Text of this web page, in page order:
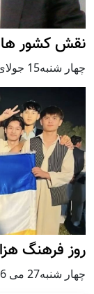
نقش کشور
چهار شنبه15 جولای 2026
روز فرهنگ
چهار شنبه27 می 2026